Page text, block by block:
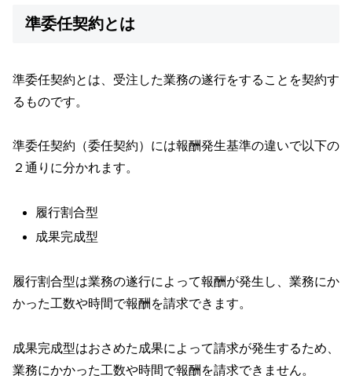
準委任契約とは
準委任契約とは、受注した業務の遂行をすることを契約す
るものです。
準委任契約（委任契約）には報酬発生基準の違いで以下の
２通りに分かれます。
履行割合型
成果完成型
履行割合型は業務の遂行によって報酬が発生し、業務にか
かった工数や時間で報酬を請求できます。
成果完成型はおさめた成果によって請求が発生するため、
業務にかかった工数や時間で報酬を請求できません。